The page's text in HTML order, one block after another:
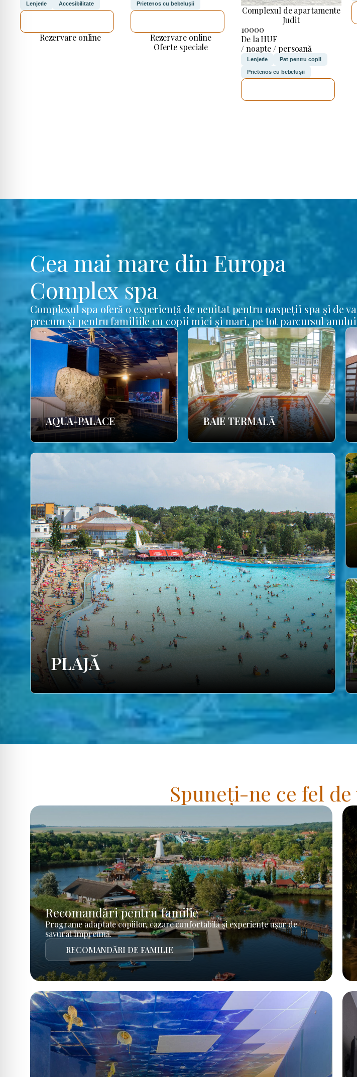
Lenjerie Accesibilitate
Rezervare online
Prietenos cu bebelușii
Rezervare online
Oferte speciale
Complexul de apartamente
Judit
10000
De la HUF
/ noapte / persoană
Lenjerie Pat pentru copii
Prietenos cu bebelușii
Cea mai mare din Europa
Complex spa
Complexul spa oferă o experiență de neuitat pentru oaspeții spa și de
precum și pentru familiile cu copii mici și mari, pe tot parcursul
AQUA-PALACE BAIE TERMALĂ
PLAJĂ
Spuneți-ne ce fel
Recomandări pentru familie
Programe adaptate copiilor, cazare confortabilă și experiențe ușor de
savurat împreună.
RECOMANDĂRI DE FAMILIE